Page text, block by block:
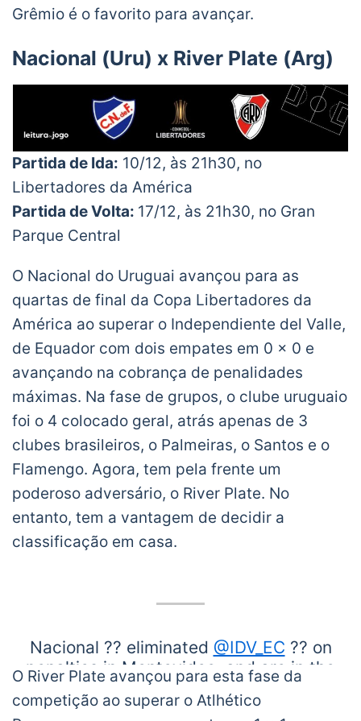
Ferreira (LW /@Gremio/ age 22):
– Goals scored: 1
– Key passes: 2
– Successful dribble attempts: 4/4 (100%)
– Duels won: 7/9 (78%)
–
@SofaScoreINT rating: 8.2
Another good young talent developed by
Grêmio! https://t.co/6Qx5ggDDAG
pic.twitter.com/oRqKH7K8cw
— The Campeão (@TheCampeao)
Grêmio é o favorito para avançar.
Nacional (Uru) x River Plate (Arg)
Partida de Ida: 10/12, às 21h30, no
Libertadores da América
Partida de Volta: 17/12, às 21h30, no Gran
Parque Central
O Nacional do Uruguai avançou para as
quartas de final da Copa Libertadores da
América ao superar o Independiente del Valle,
de Equador com dois empates em 0 x 0 e
avançando na cobrança de penalidades
máximas. Na fase de grupos, o clube uruguaio
foi o 4 colocado geral, atrás apenas de 3
clubes brasileiros, o Palmeiras, o Santos e o
Flamengo. Agora, tem pela frente um
poderoso adversário, o River Plate. No
entanto, tem a vantagem de decidir a
classificação em casa.
Nacional ?? eliminated @IDV_EC ?? on
penalties in Montevideo, and are in the
Top 8 of the Copa#Libertadores
O River Plate avançou para esta fase da
competição ao superar o Atlhético